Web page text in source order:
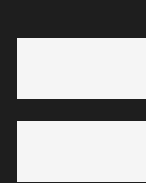
Heb je een